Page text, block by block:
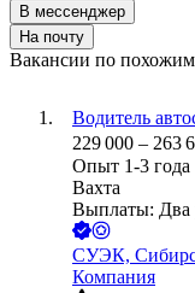
В мессенджер
На почту
Вакансии по похожим
Водитель
229 000 – 263
Опыт 1-3 года
Вахта
Выплаты: Два
СУЭК,
Компания